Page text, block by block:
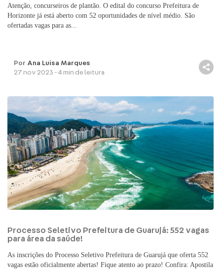
Atenção, concurseiros de plantão. O edital do concurso Prefeitura de
Horizonte já está aberto com 52 oportunidades de nível médio. São
ofertadas vagas para as...
Por Ana Luisa Marques
27 nov 2023 - 4 min de leitura
Processo Seletivo Prefeitura de Guarujá: 552 vagas
para área da saúde!
As inscrições do Processo Seletivo Prefeitura de Guarujá que oferta 552
vagas estão oficialmente abertas! Fique atento ao prazo! Confira: Apostila